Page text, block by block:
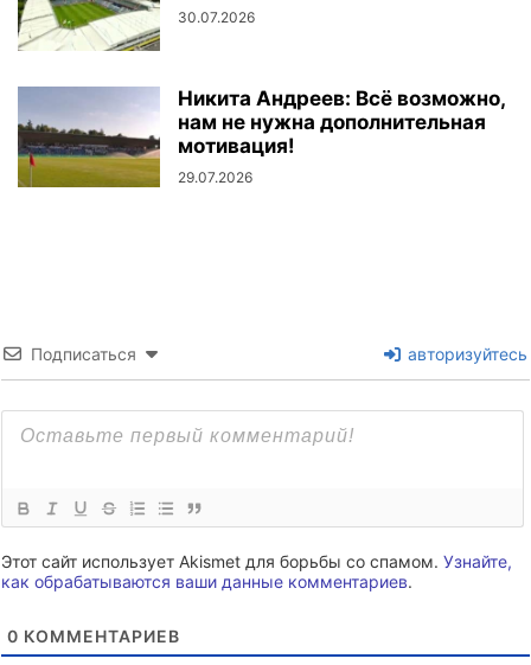
30.07.2026
Никита Андреев: Всё возможно,
нам не нужна дополнительная
мотивация!
29.07.2026
Подписаться авторизуйтесь
Этот сайт использует Akismet для борьбы со спамом. Узнайте,
как обрабатываются ваши данные комментариев.
0 КОММЕНТАРИЕВ